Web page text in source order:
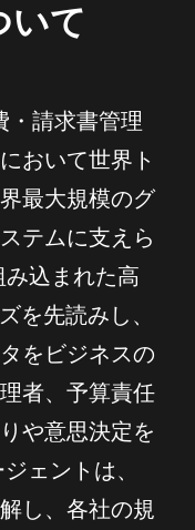
いて
・請求書管理
おいて世界ト
最大規模のグ
テムに支えら
込まれた高
を先読みし、
をビジネスの
者、予算責任
や意思決定を
ェントは、
し、各社の規